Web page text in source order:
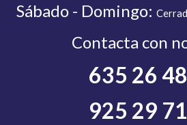
Sábado - Domingo: C
Contacta con
635 26
925 29